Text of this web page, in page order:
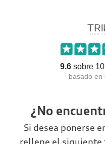
9.6sobre 10
basado en
¿No
Si desea ponerse
rellene el siguiente